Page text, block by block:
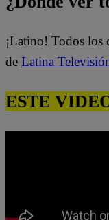
¡Latino! Todos los
de Latina
ESTE